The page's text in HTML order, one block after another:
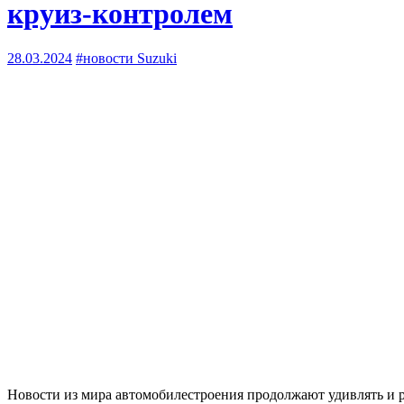
круиз-контролем
28.03.2024 #новости Suzuki
Новости из мира автомобилестроения продолжают удивлять и радовать автолюбителей по всему миру. Недавно стало известно, что «Китайский Suzuki Jimny» — популярный внедорожник,